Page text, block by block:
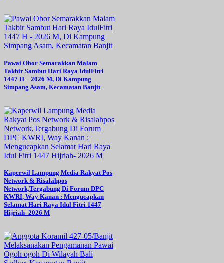
Pawai Obor Semarakkan Malam
Takbir Sambut Hari Raya IdulFitri
1447 H – 2026 M, Di Kampung
Simpang Asam, Kecamatan Banjit
Kaperwil Lampung Media Rakyat Pos
Network & Risalahpos
Network,Tergabung Di Forum DPC
KWRI, Way Kanan : Mengucapkan
Selamat Hari Raya Idul Fitri 1447
Hijriah- 2026 M